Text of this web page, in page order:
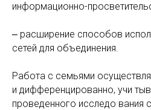
информационно-
‒ расширение способов
сетей для объединения.
Работа с семьями
и дифференцированно, учи
проведенного исследо вания